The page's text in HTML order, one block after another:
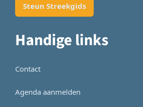
Steun Streekgids
Handige links
Contact
Agenda aanmelden